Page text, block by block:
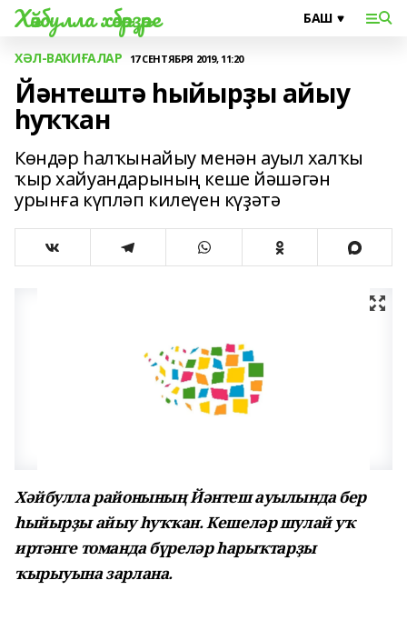
Хәйбулла хәбәрҙәре
ХӘЛ-ВАҠИҒАЛАР 17 СЕНТЯБРЯ 2019, 11:20
Йәнтештә һыйырҙы айыу
һуҡҡан
Көндәр һалҡынайыу менән ауыл халҡы
ҡыр хайуандарының кеше йәшәгән
урынға күпләп килеүен күҙәтә
Хәйбулла районының Йәнтеш ауылында бер
һыйырҙы айыу һуҡҡан. Кешеләр шулай уҡ
иртәнге томанда бүреләр һарыҡтарҙы
ҡырыуына зарлана.